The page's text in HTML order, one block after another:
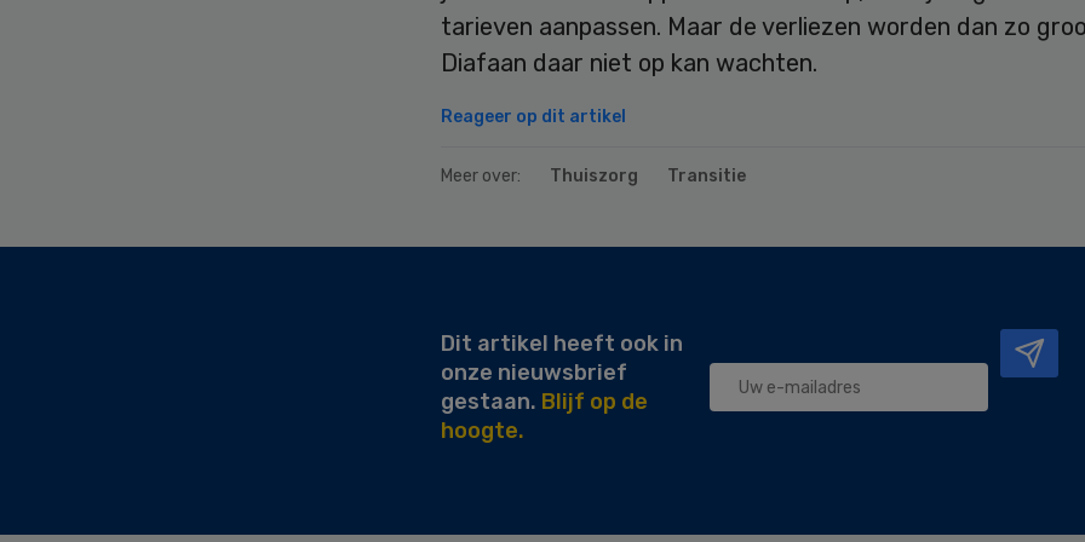
tarieven aanpassen. Maar de verliezen worden dan zo
Diafaan daar niet op kan wachten.
Reageer op dit artikel
Meer over: Thuiszorg Transitie
Dit artikel heeft ook in
onze nieuwsbrief
gestaan. Blijf op de
hoogte.